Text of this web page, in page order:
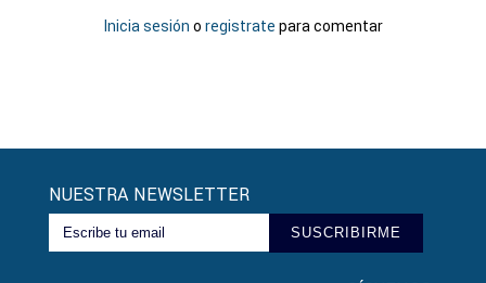
Inicia sesión o registrate para comentar
NUESTRA NEWSLETTER
SUSCRIBIRME